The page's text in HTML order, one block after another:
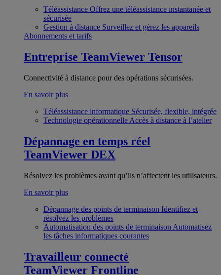
Téléassistance Offrez une téléassistance instantanée et
sécurisée
Gestion à distance Surveillez et gérez les appareils
Abonnements et tarifs
Entreprise TeamViewer Tensor
Connectivité à distance pour des opérations sécurisées.
En savoir plus
Téléassistance informatique Sécurisée, flexible, intégrée
Technologie opérationnelle Accès à distance à l’atelier
Dépannage en temps réel
TeamViewer DEX
Résolvez les problèmes avant qu’ils n’affectent les utilisateurs.
En savoir plus
Dépannage des points de terminaison Identifiez et
résolvez les problèmes
Automatisation des points de terminaison Automatisez
les tâches informatiques courantes
Travailleur connecté
TeamViewer Frontline